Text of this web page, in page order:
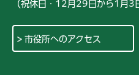
（祝休日・12月29日から1月3
市役所へのアクセス